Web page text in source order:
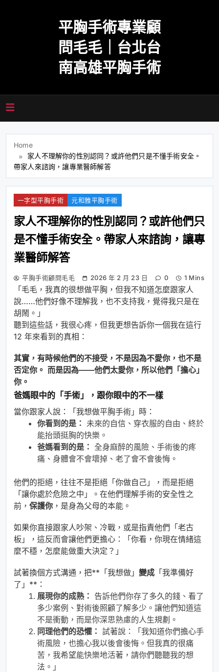
平胸手術專業顧
問毛毛｜台北台
南高雄平胸手術
Home
家人不理解你的性別認同？或許他們只是不懂手術安全。
帶家人來諮詢，讓專業醫師解答
一字型平胸手術 元和雅平胸手術
家人不理解你的性別認同？或許他們只
是不懂手術安全。帶家人來諮詢，讓專
業醫師解答
平胸手術顧問毛毛 2026 年 2 月 23 日 0 1 Mins
「毛毛，我真的很想做平胸，但我不知道怎麼跟家人
說……他們好像不理解我，也不支持我，覺得我只是在
胡鬧。」
聽到這些話，我很心疼，但我更想告訴你一個我在這行
12 年來看到的真相：
其實，有時候他們的不接受，不是因為不愛你，也不是
否定你。 而是因為——他們太愛你，所以他們「擔心」
你。
爸媽眼中的「手術」，跟你眼中的不一樣
當你跟家人說：「我想做平胸手術」時：
你看到的是： 未來的自信、穿衣服的自由、終於
能抬頭挺胸的快樂。
爸媽看到的是： 全身麻醉的風險、手術後的疼
痛、身體會不會壞掉、老了會不會後悔。
他們的拒絕，往往不是拒絕「你做自己」，而是拒絕
「讓你處於危險之中」。在他們理解手術的安全性之
前， 保護你 ，是身為父母的本能。
如果你直接跟家人吵架、冷戰，或是指責他們「老古
板」，這反而會讓他們更擔心：「你看，你現在情緒這
麼不穩，怎麼能做重大決定？」
試著換個方式溝通，把**「我想做」 變成 「我準備好
了」**：
展現你的成熟： 告訴他們你存了多久的錢、看了
多少案例、對術後照顧了解多少。讓他們知道這
不是衝動，而是你深思熟慮的人生規劃。
同理他們的恐懼： 試著說：「我知道你們擔心手
術風險，也擔心我以後會後悔。但我真的很痛
苦，我希望能快樂地活著，請你們聽聽我的想
法。」